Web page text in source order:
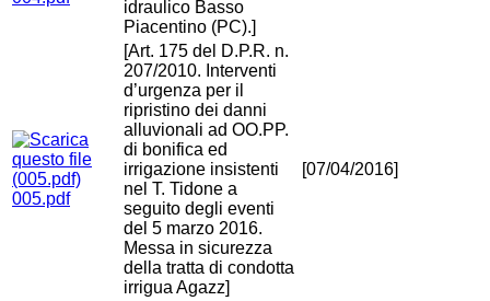
idraulico Basso
Piacentino (PC).]
005.pdf
[Art. 175 del D.P.R. n.
207/2010. Interventi
d’urgenza per il
ripristino dei danni
alluvionali ad OO.PP.
di bonifica ed
irrigazione insistenti
nel T. Tidone a
seguito degli eventi
del 5 marzo 2016.
Messa in sicurezza
della tratta di condotta
irrigua Agazz]
[07/04/2016]